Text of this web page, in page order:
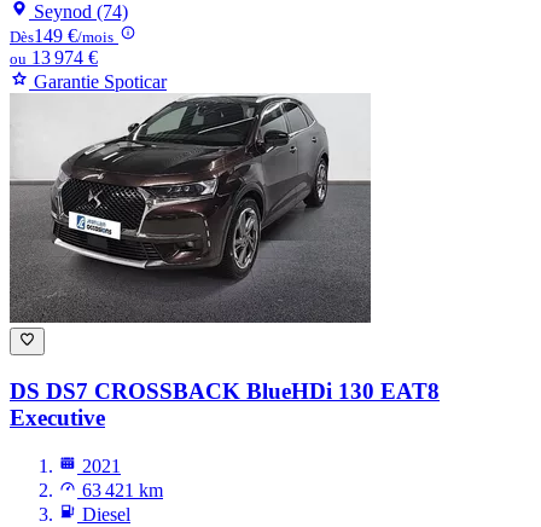
Seynod (74)
Dès149 €/mois
ou 13 974 €
Garantie Spoticar
DS DS7 CROSSBACK BlueHDi 130 EAT8
Executive
2021
63 421 km
Diesel